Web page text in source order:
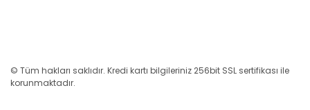
© Tüm hakları saklıdır. Kredi kartı bilgileriniz 256bit SSL sertifikası ile
korunmaktadır.